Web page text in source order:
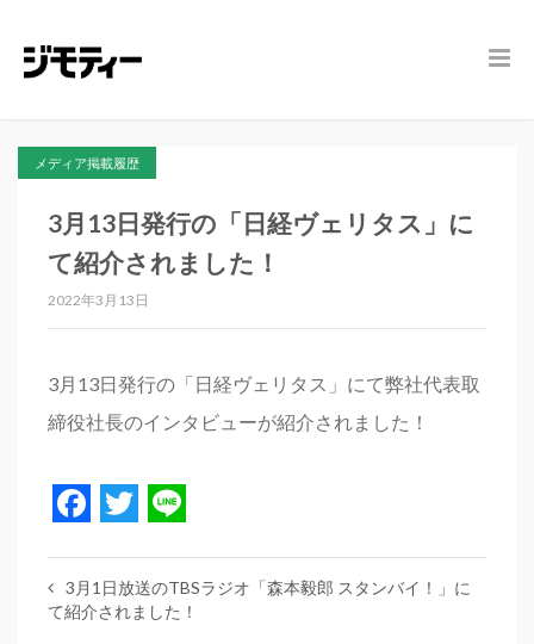
メディア掲載履歴
3月13日発行の「日経ヴェリタス」に
て紹介されました！
2022年3月13日
3月13日発行の「日経ヴェリタス」にて弊社代表取
締役社長のインタビューが紹介されました！
Facebook
Twitter
3月1日放送のTBSラジオ「森本毅郎 スタンバイ！」に
て紹介されました！